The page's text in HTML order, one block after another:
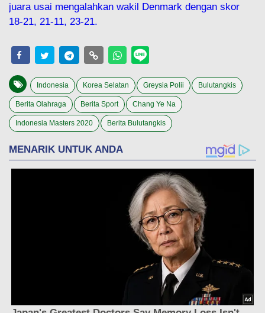
juara usai mengalahkan wakil Denmark dengan skor
18-21, 21-11, 23-21.
Indonesia Korea Selatan Greysia Polii Bulutangkis
Berita Olahraga Berita Sport Chang Ye Na
Indonesia Masters 2020 Berita Bulutangkis